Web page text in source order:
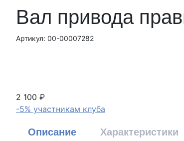
Вал привода
Артикул: 00-00007282
2 100 ₽
-5% участникам клуба
Описание Характеристики